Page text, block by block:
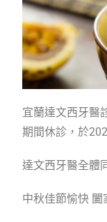
宜蘭達文西牙醫
期間休診，於
達文西牙醫全體
中秋佳節愉快 闔